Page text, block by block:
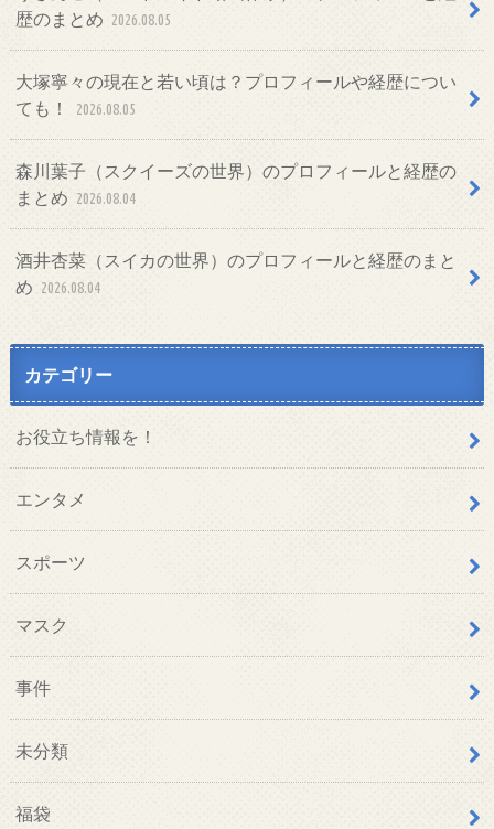
歴のまとめ 2026.08.05
大塚寧々の現在と若い頃は？プロフィールや経歴につい
ても！
2026.08.05
森川葉子（スクイーズの世界）のプロフィールと経歴の
まとめ 2026.08.04
酒井杏菜（スイカの世界）のプロフィールと経歴のまと
め 2026.08.04
カテゴリー
お役立ち情報を！
エンタメ
スポーツ
マスク
事件
未分類
福袋